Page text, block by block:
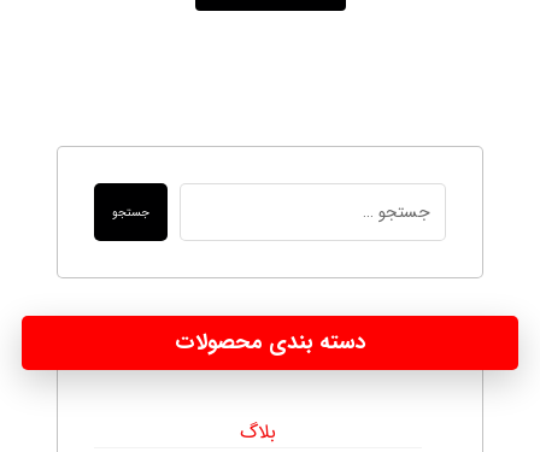
جستجو
دسته بندی محصولات
بلاگ